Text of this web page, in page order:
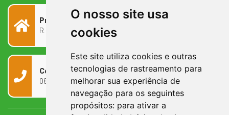
O nosso site usa
cookies
Este site utiliza cookies e outras
tecnologias de rastreamento para
melhorar sua experiência de
navegação para os seguintes
propósitos: para ativar a
Prefeitura Municipal
R. Rivadávia Corrêa, 858 - Centro - RS, 97573-010
Contato
0800 090 2050